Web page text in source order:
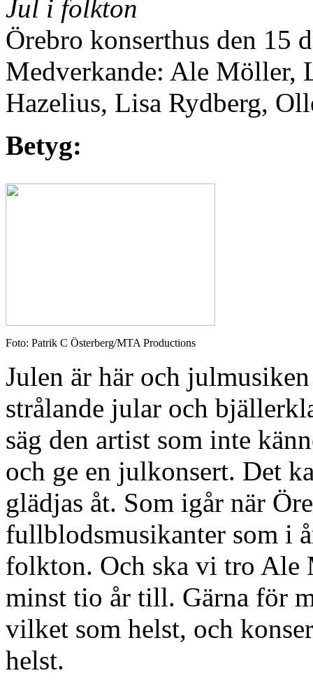
Jul i folkton
Örebro konserthus den 15
Medverkande: Ale Möller,
Hazelius, Lisa Rydberg,
Betyg:
Foto: Patrik C Österberg/MTA Productions
Julen är här och
strålande jular och
säg den artist som inte
och ge en julkonsert. Det
glädjas åt. Som igår när
fullblodsmusikanter som i
folkton. Och ska vi tro Ale
minst tio år till. Gärna för
vilket som helst, och
helst.